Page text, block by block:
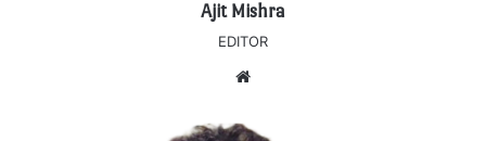
Ajit Mishra
EDITOR